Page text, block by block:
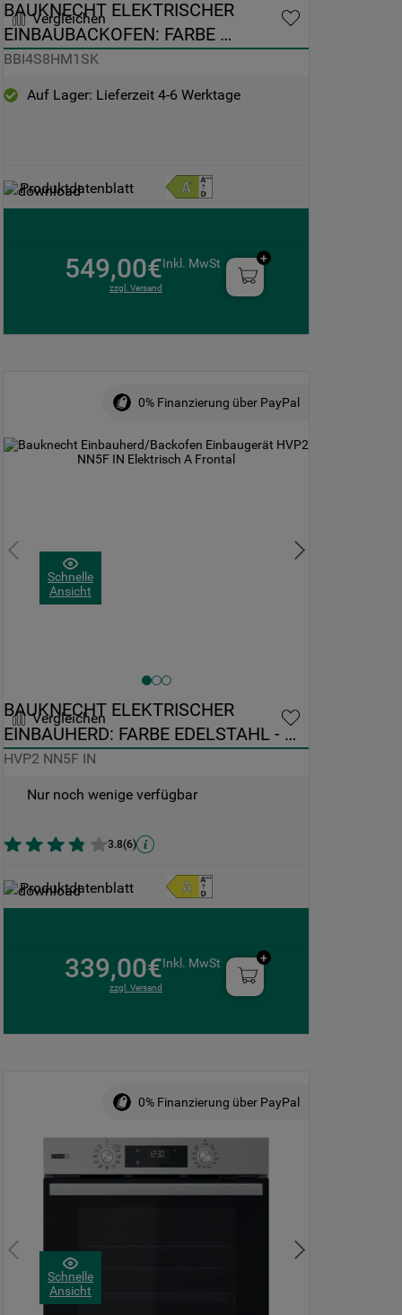
Vergleichen
BAUKNECHT ELEKTRISCHER
EINBAUBACKOFEN: FARBE
SCHWARZ, HYDROLYSE -
BBI4S8HM1SK
BBI4S8HM1SK
Auf Lager: Lieferzeit 4-6 Werktage
Produktdatenblatt
549,00€Inkl. MwSt
zzgl. Versand
Schnelle
Ansicht
0% Finanzierung über PayPal
Vergleichen
BAUKNECHT ELEKTRISCHER
EINBAUHERD: FARBE EDELSTAHL -
HVP2 NN5F IN
HVP2 NN5F IN
Nur noch wenige verfügbar
3.8(6)
Produktdatenblatt
339,00€Inkl. MwSt
zzgl. Versand
Schnelle
Ansicht
0% Finanzierung über PayPal